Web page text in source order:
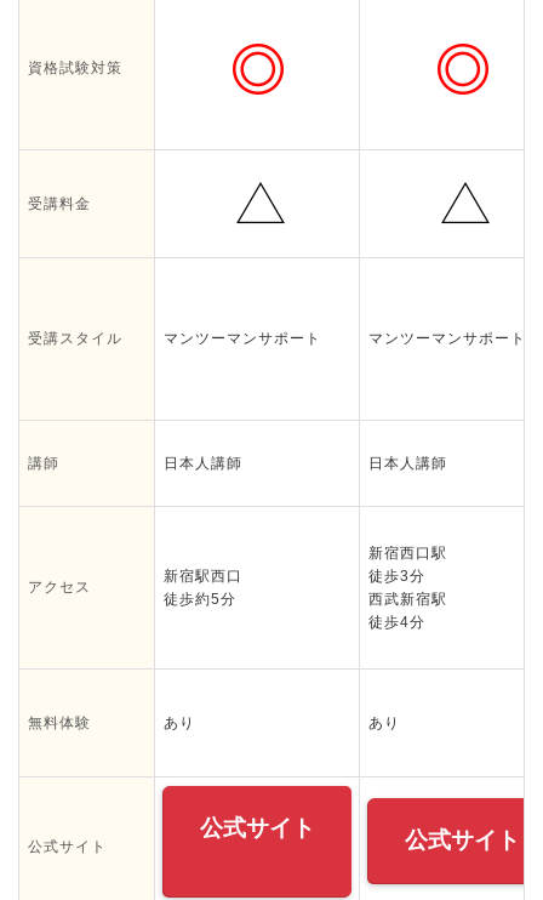
資格試験対策
受講料金
受講スタイル マンツーマンサポート マンツーマンサポート
講師 日本人講師 日本人講師
アクセス
新宿駅西口
徒歩約5分
新宿西口駅
徒歩3分
西武新宿駅
徒歩4分
無料体験 あり あり
公式サイト
公式サイト 公式サイト